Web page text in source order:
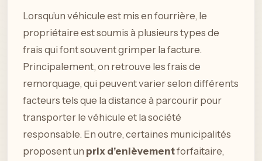
Lorsqu’un véhicule est mis en fourrière, le
propriétaire est soumis à plusieurs types de
frais qui font souvent grimper la facture.
Principalement, on retrouve les frais de
remorquage, qui peuvent varier selon différents
facteurs tels que la distance à parcourir pour
transporter le véhicule et la société
responsable. En outre, certaines municipalités
proposent un prix d’enlèvementforfaitaire,